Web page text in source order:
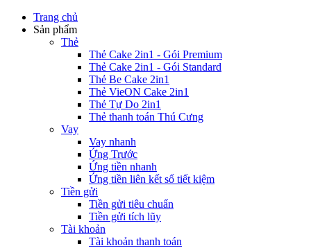
Trang chủ
Sản phẩm
Thẻ
Thẻ Cake 2in1 - Gói Premium
Thẻ Cake 2in1 - Gói Standard
Thẻ Be Cake 2in1
Thẻ VieON Cake 2in1
Thẻ Tự Do 2in1
Thẻ thanh toán Thú Cưng
Vay
Vay nhanh
Ứng Trước
Ứng tiền nhanh
Ứng tiền liên kết sổ tiết kiệm
Tiền gửi
Tiền gửi tiêu chuẩn
Tiền gửi tích lũy
Tài khoản
Tài khoản thanh toán